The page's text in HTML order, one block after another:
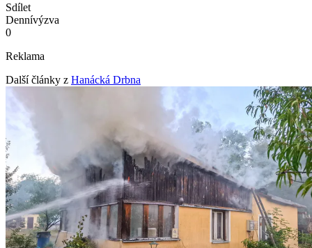
Sdílet
Dennívýzva
0
Reklama
Další články z Hanácká Drbna